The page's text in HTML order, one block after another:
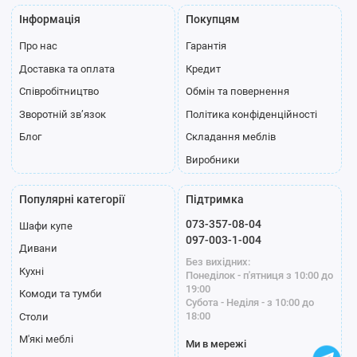
Інформація
Про нас
Доставка та оплата
Співробітництво
Зворотній зв’язок
Блог
Покупцям
Гарантія
Кредит
Обмін та повернення
Політика конфіденційності
Складання меблів
Виробники
Популярні категорії
Шафи купе
Дивани
Кухні
Комоди та тумби
Столи
М'які меблі
Підтримка
073-357-08-04
097-003-1-004
Без вихідних:
Понеділок - п'ятниця з 10:00 до
19:00
Субота - Неділя - з 10:00 до
18:00
Ми в мережі